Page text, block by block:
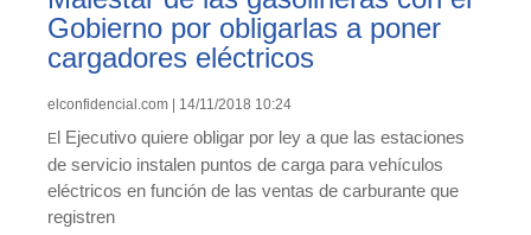
Gobierno por obligarlas a poner
cargadores eléctricos
elconfidencial.com | 14/11/2018 10:24
El Ejecutivo quiere obligar por ley a que las estaciones
de servicio instalen puntos de carga para vehículos
eléctricos en función de las ventas de carburante que
registren